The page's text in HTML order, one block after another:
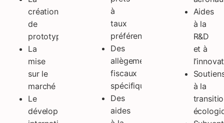
création
de
prototypes
La
mise
sur le
marché
Le
développement
à
taux
préférentiels
Des
allègements
fiscaux
spécifiques
Des
aides
Aides
à la
R&D
et à
à la